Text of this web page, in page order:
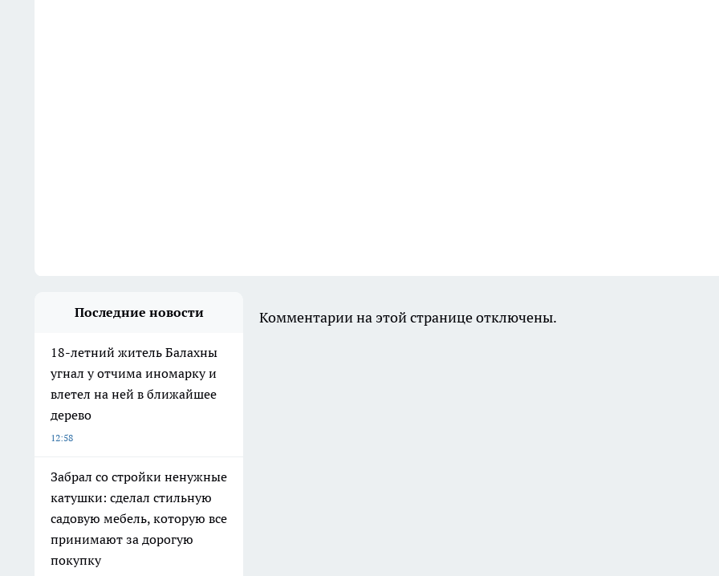
Последние новости
18-летний житель Балахны
угнал у отчима иномарку и
влетел на ней в ближайшее
дерево
12:58
Забрал со стройки ненужные
катушки: сделал стильную
садовую мебель, которую все
принимают за дорогую
покупку
Комментарии на этой странице отключены.